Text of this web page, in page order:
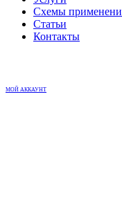
Схемы
Статьи
Контакты
МОЙ АККАУНТ